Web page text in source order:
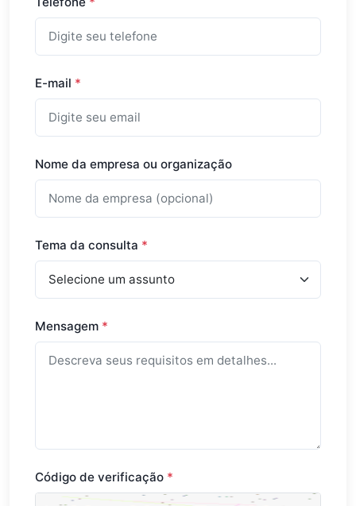
E-mail *
Nome da empresa ou organização
Tema da consulta *
Mensagem *
Código de verificação *